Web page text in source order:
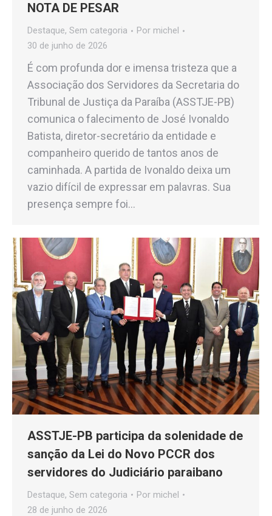
NOTA DE PESAR
Destaque, Sem categoria Por michel
30 de junho de 2026
É com profunda dor e imensa tristeza que a
Associação dos Servidores da Secretaria do
Tribunal de Justiça da Paraíba (ASSTJE-PB)
comunica o falecimento de José Ivonaldo
Batista, diretor-secretário da entidade e
companheiro querido de tantos anos de
caminhada. A partida de Ivonaldo deixa um
vazio difícil de expressar em palavras. Sua
presença sempre foi…
ASSTJE-PB participa da solenidade de
sanção da Lei do Novo PCCR dos
servidores do Judiciário paraibano
Destaque, Sem categoria Por michel
28 de junho de 2026